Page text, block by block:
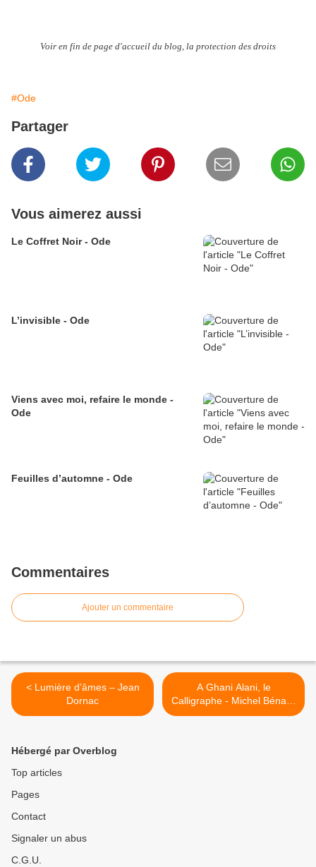
Voir en fin de page d'accueil du blog, la protection des droits
#Ode
Partager
Vous aimerez aussi
Le Coffret Noir - Ode
L’invisible - Ode
Viens avec moi, refaire le monde -
Ode
Feuilles d’automne - Ode
Commentaires
Ajouter un commentaire
< Lumière d’âmes – Jean
Dornac
A Ghani Alani, le
Calligraphe - Michel Bénard
>
Hébergé par Overblog
Top articles
Pages
Contact
Signaler un abus
C.G.U.